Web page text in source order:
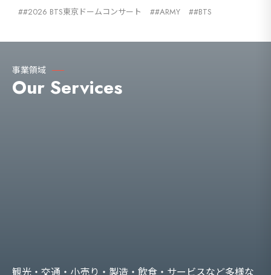
#2026 BTS東京ドームコンサート #ARMY #BTS
事業領域
Our Services